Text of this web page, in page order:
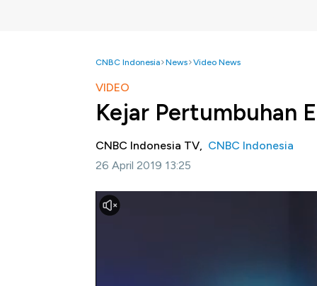
CNBC Indonesia News Video News
VIDEO
Kejar Pertumbuhan
CNBC Indonesia TV, CNBC Indonesia
26 April 2019 13:25
Jakarta, CNBC Indonesia-
Presiden Joko
2020 tumbuh di level 5,6%. Tidak hanya
Lantas seperti apa gambaran
penjelasan lengkap di Squawk Box,